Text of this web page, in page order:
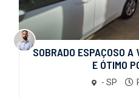
SOBRADO ESPAÇOSO A
E ÓTIMO
- SP